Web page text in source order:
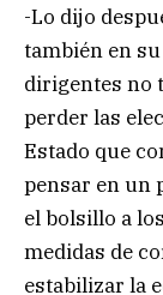
-Lo dijo
también en
dirigentes no
perder las
Estado que
pensar en un
el bolsillo a
medidas de
estabilizar la